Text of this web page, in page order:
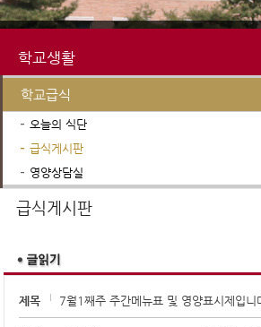
학교생활
신입생 안내
학교급식
오늘의 식단
급식게시판
영양상담실
행정서비스
학교운영위원회
급식게시판
제목 7월1째주 주간메뉴표 및 영양표시제입니